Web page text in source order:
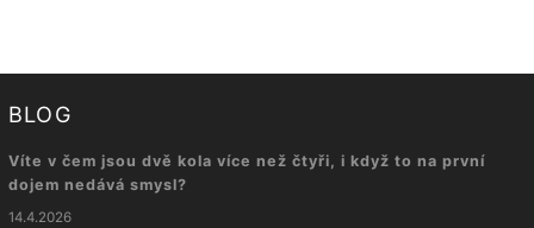
BLOG
Víte v čem jsou dvě kola více než čtyři, i když to na první
dojem nedává smysl?
14.4.2026